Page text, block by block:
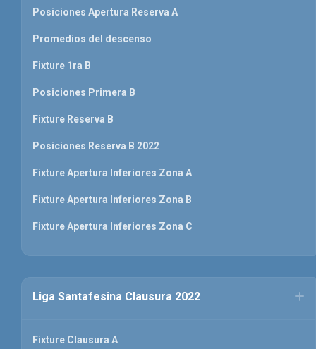
Posiciones Apertura Reserva A
Promedios del descenso
Fixture 1ra B
Posiciones Primera B
Fixture Reserva B
Posiciones Reserva B 2022
Fixture Apertura Inferiores Zona A
Fixture Apertura Inferiores Zona B
Fixture Apertura Inferiores Zona C
Liga Santafesina Clausura 2022
Fixture Clausura A